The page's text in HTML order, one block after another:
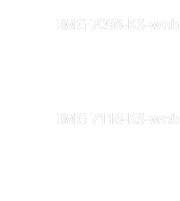
IMG 7098-KS-web
IMG 7116-KS-web